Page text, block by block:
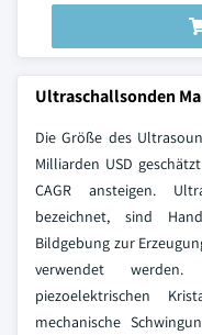
Ultraschallsonden
Die Größe des
Milliarden USD
CAGR ansteigen.
bezeichnet, sind
Bildgebung zur
verwendet
piezoelektrischen
mechanische